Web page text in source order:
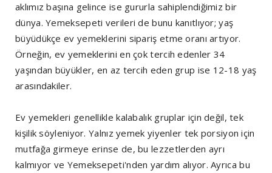
aklımız başına gelince ise gururla sahiplendiğimiz bir
dünya. Yemeksepeti verileri de bunu kanıtlıyor; yaş
büyüdükçe ev yemeklerini sipariş etme oranı artıyor.
Örneğin, ev yemeklerini en çok tercih edenler 34
yaşından büyükler, en az tercih eden grup ise 12-18 yaş
arasındakiler.
Ev yemekleri genellikle kalabalık gruplar için değil, tek
kişilik söyleniyor. Yalnız yemek yiyenler tek porsiyon için
mutfağa girmeye erinse de, bu lezzetlerden ayrı
kalmıyor ve Yemeksepeti'nden yardım alıyor. Ayrıca bu